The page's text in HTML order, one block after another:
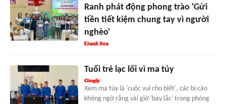
Ranh phát động phong trào 'Gửi
tiền tiết kiệm chung tay vì người
nghèo'
Tuổi trẻ lạc lối vì ma túy
Xem ma túy là 'cuộc vui cho biết', các bị cáo
không ngờ rằng vài giờ 'bay lắc' trong phòng